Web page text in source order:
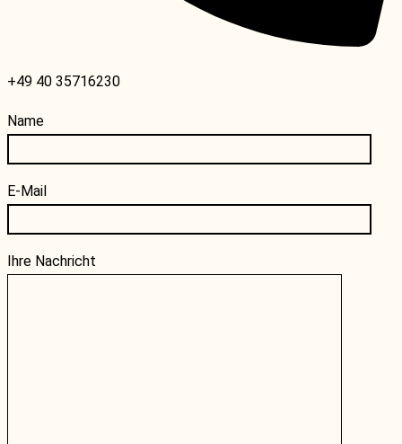
+49 40 35716230
Name
E-Mail
Ihre Nachricht